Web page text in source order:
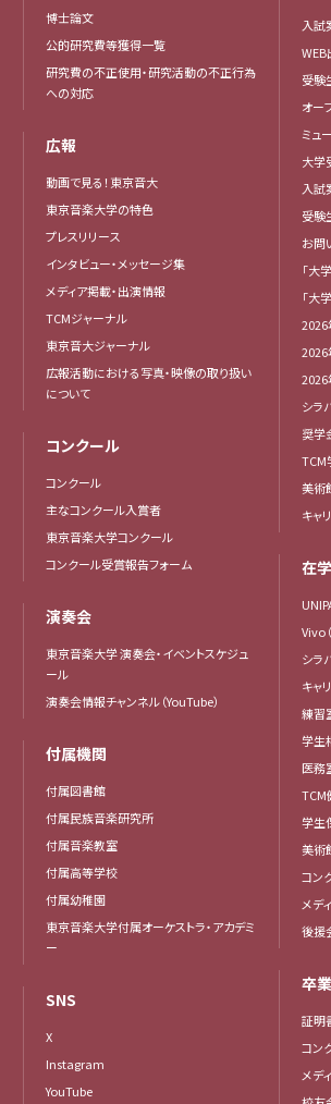
博士論文
公的研究費等獲得一覧
研究費の不正使用・研究活動の不正行為
への対応
広報
動画で見る！東京音大
東京音楽大学の特色
プレスリリース
インタビュー・メッセージ集
メディア掲載・出演情報
TCMジャーナル
東京音大ジャーナル
広報活動における写真・映像の取り扱い
について
コンクール
コンクール
主なコンクール入賞者
東京音楽大学コンクール
コンクール受賞報告フォーム
演奏会
東京音楽大学 演奏会・イベントスケジュ
ール
演奏会情報チャンネル（YouTube）
付属機関
付属図書館
付属民族音楽研究所
付属音楽教室
付属高等学校
付属幼稚園
東京音楽大学付属オーケストラ・アカデミ
ー
SNS
X
Instagram
YouTube
入試
WEB
受験
オー
ミュ
大学
入試
受験
お問
「大
「大
2026
シラ
奨学
TCM
美術
キャ
在
Vivo
シラ
キャ
練習
学生
医務
TCM
学生
美術
コン
メデ
後援
卒
証明
コン
メデ